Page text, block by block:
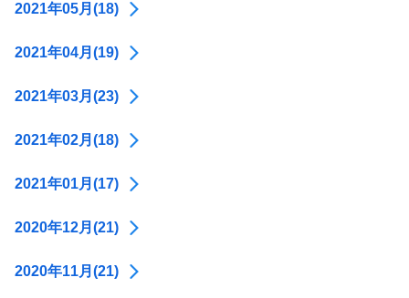
2021年05月(18)
2021年04月(19)
2021年03月(23)
2021年02月(18)
2021年01月(17)
2020年12月(21)
2020年11月(21)